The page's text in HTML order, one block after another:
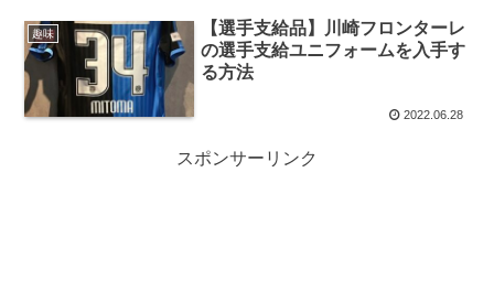
趣味
【選手支給品】川崎フロンターレ
の選手支給ユニフォームを入手す
る方法
2022.06.28
スポンサーリンク